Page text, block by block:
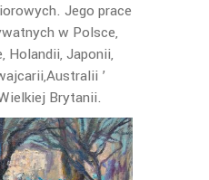
Jego prace
w Polsce,
Holandii, Japonii,
’
Brytanii.